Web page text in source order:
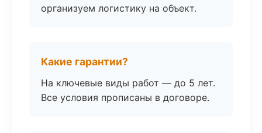
организуем логистику на объект.
Какие гарантии?
На ключевые виды работ — до 5 лет.
Все условия прописаны в договоре.